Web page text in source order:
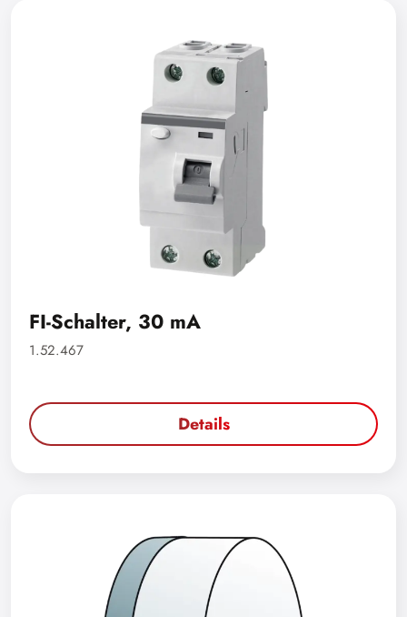
FI-Schalter, 30 mA
1.52.467
Details